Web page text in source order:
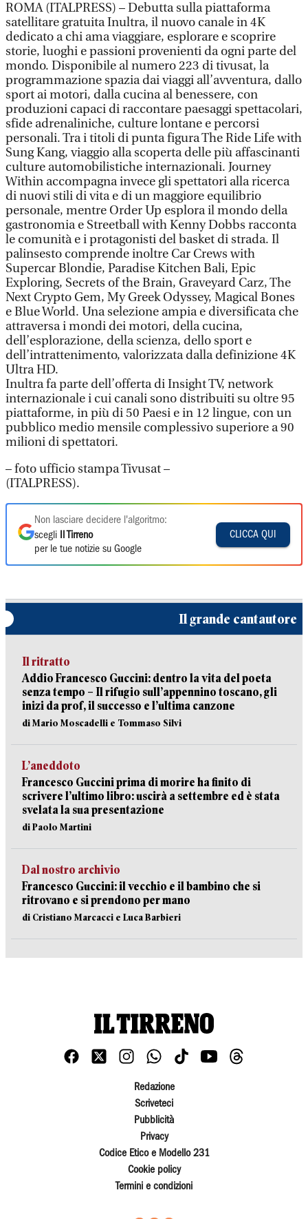
ROMA (ITALPRESS) – Debutta sulla piattaforma
satellitare gratuita Inultra, il nuovo canale in 4K
dedicato a chi ama viaggiare, esplorare e scoprire
storie, luoghi e passioni provenienti da ogni parte del
mondo. Disponibile al numero 223 di tivusat, la
programmazione spazia dai viaggi all’avventura, dallo
sport ai motori, dalla cucina al benessere, con
produzioni capaci di raccontare paesaggi spettacolari,
sfide adrenaliniche, culture lontane e percorsi
personali. Tra i titoli di punta figura The Ride Life with
Sung Kang, viaggio alla scoperta delle più affascinanti
culture automobilistiche internazionali. Journey
Within accompagna invece gli spettatori alla ricerca
di nuovi stili di vita e di un maggiore equilibrio
personale, mentre Order Up esplora il mondo della
gastronomia e Streetball with Kenny Dobbs racconta
le comunità e i protagonisti del basket di strada. Il
palinsesto comprende inoltre Car Crews with
Supercar Blondie, Paradise Kitchen Bali, Epic
Exploring, Secrets of the Brain, Graveyard Carz, The
Next Crypto Gem, My Greek Odyssey, Magical Bones
e Blue World. Una selezione ampia e diversificata che
attraversa i mondi dei motori, della cucina,
dell’esplorazione, della scienza, dello sport e
dell’intrattenimento, valorizzata dalla definizione 4K
Ultra HD.
Inultra fa parte dell’offerta di Insight TV, network
internazionale i cui canali sono distribuiti su oltre 95
piattaforme, in più di 50 Paesi e in 12 lingue, con un
pubblico medio mensile complessivo superiore a 90
milioni di spettatori.
– foto ufficio stampa Tivusat –
(ITALPRESS).
Non lasciare decidere l'algoritmo:
scegli
Il Tirreno
per le tue notizie su Google
CLICCA QUI
Il grande cantautore
Il ritratto
Addio Francesco Guccini: dentro la vita del poeta
senza tempo – Il rifugio sull’appennino toscano, gli
inizi da prof, il successo e l’ultima canzone
di Mario Moscadelli e Tommaso Silvi
L’aneddoto
Francesco Guccini prima di morire ha finito di
scrivere l’ultimo libro: uscirà a settembre ed è stata
svelata la sua presentazione
di Paolo Martini
Dal nostro archivio
Francesco Guccini: il vecchio e il bambino che si
ritrovano e si prendono per mano
di Cristiano Marcacci e Luca Barbieri
Redazione
Scriveteci
Pubblicità
Privacy
Codice Etico e Modello 231
Cookie policy
Termini e condizioni